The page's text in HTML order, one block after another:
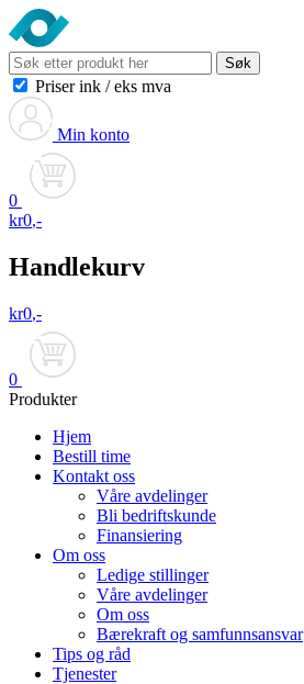
Søk
Priser ink / eks mva
Min konto
0
kr0,-
Handlekurv
kr0,-
0
Produkter
Hjem
Bestill time
Kontakt oss
Våre avdelinger
Bli bedriftskunde
Finansiering
Om oss
Ledige stillinger
Våre avdelinger
Om oss
Bærekraft og samfunnsansvar
Tips og råd
Tjenester